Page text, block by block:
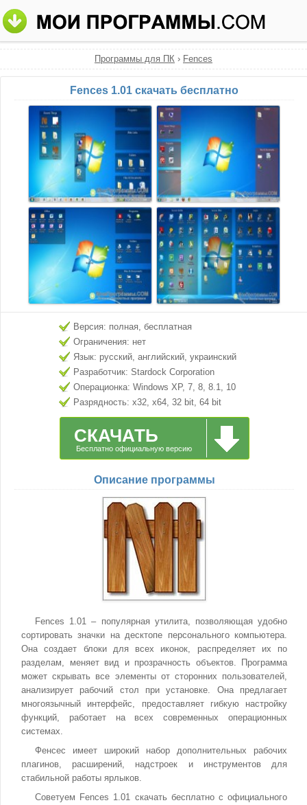
Программы для ПК › Fences
Fences 1.01 скачать бесплатно
Версия: полная, бесплатная
Ограничения: нет
Язык: русский, английский, украинский
Разработчик: Stardock Corporation
Операционка: Windows XP, 7, 8, 8.1, 10
Разрядность: x32, x64, 32 bit, 64 bit
СКАЧАТЬ
Бесплатно официальную версию
Описание программы
Fences 1.01 – популярная утилита, позволяющая удобно
сортировать значки на десктопе персонального компьютера.
Она создает блоки для всех иконок, распределяет их по
разделам, меняет вид и прозрачность объектов. Программа
может скрывать все элементы от сторонних пользователей,
анализирует рабочий стол при установке. Она предлагает
многоязычный интерфейс, предоставляет гибкую настройку
функций, работает на всех современных операционных
системах.
Фенсес имеет широкий набор дополнительных рабочих
плагинов, расширений, надстроек и инструментов для
стабильной работы ярлыков.
Советуем Fences 1.01 скачать бесплатно с официального